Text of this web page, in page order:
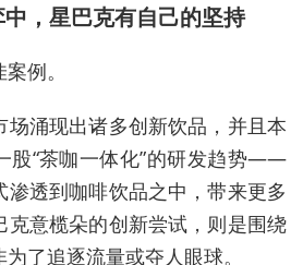
，星巴克有自己的坚持
例。
场涌现出诸多创新饮品，并且本
股“茶咖一体化”的研发趋势——
透到咖啡饮品之中，带来更多
克意榄朵的创新尝试，则是围绕
了追逐流量或夺人眼球。